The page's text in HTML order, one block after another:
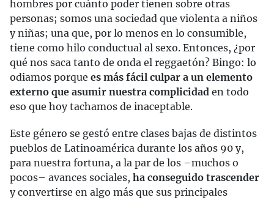
hombres por cuánto poder tienen sobre otras
personas; somos una sociedad que violenta a niños
y niñas; una que, por lo menos en lo consumible,
tiene como hilo conductual al sexo. Entonces, ¿por
qué nos saca tanto de onda el reggaetón? Bingo: lo
odiamos porque es más fácil culpar a un elemento
externo que asumir nuestra complicidad en todo
eso que hoy tachamos de inaceptable.
Este género se gestó entre clases bajas de distintos
pueblos de Latinoamérica durante los años 90 y,
para nuestra fortuna, a la par de los –muchos o
pocos– avances sociales, ha conseguido trascender
y convertirse en algo más que sus principales